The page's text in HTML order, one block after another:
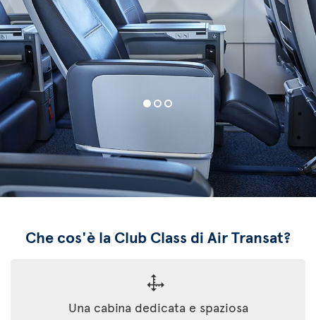
Che cos'è la Club Class di Air Transat?
Una cabina dedicata e spaziosa